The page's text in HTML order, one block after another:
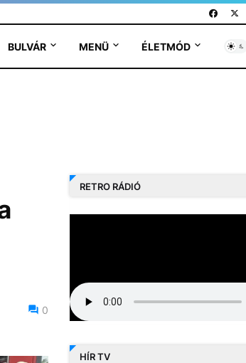
BULVÁR MENÜ ÉLETMÓD
0
RETRO RÁDIÓ
HÍR TV